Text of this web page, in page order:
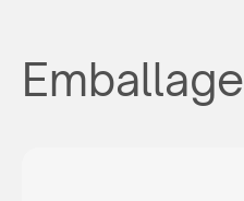
Emballage